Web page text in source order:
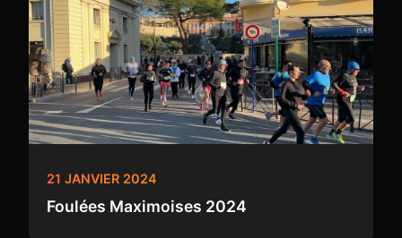
21 JANVIER 2024
Foulées Maximoises 2024